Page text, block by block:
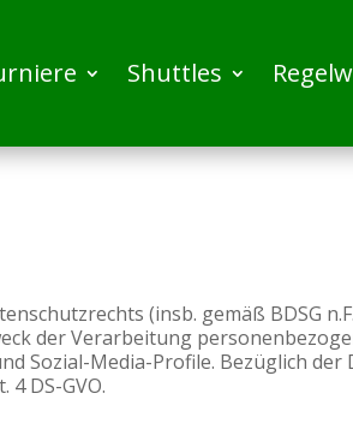
Shuttles
(insb. gemäß BDSG
der Verarbeitung
Sozial-Media-Profile. Bezüglich
DS-GVO.